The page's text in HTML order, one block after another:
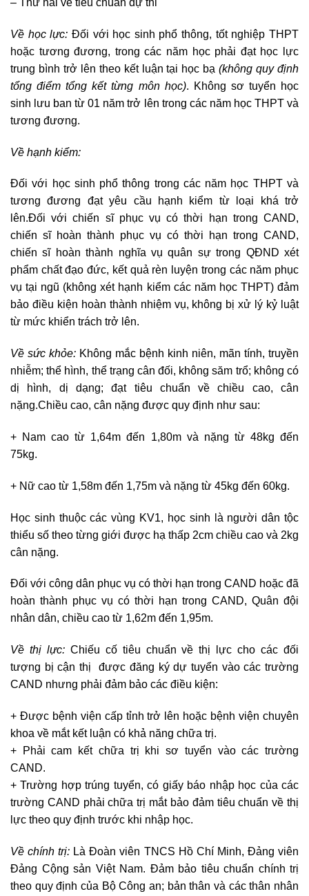
– Thứ hai về tiêu chuẩn dự thi
Về học lực: Đối với học sinh phổ thông, tốt nghiệp THPT
hoặc tương đương, trong các năm học phải đạt học lực
trung bình trở lên theo kết luận tại học bạ(không quy định
tổng điểm tổng kết từng môn học). Không sơ tuyển học
sinh lưu ban từ 01 năm trở lên trong các năm học THPT và
tương đương.
Về hạnh kiểm:
Đối với học sinh phổ thông trong các năm học THPT và
tương đương đạt yêu cầu hạnh kiểm từ loại khá trở
lên.Đối với chiến sĩ phục vụ có thời hạn trong CAND,
chiến sĩ hoàn thành phục vụ có thời hạn trong CAND,
chiến sĩ hoàn thành nghĩa vụ quân sự trong QĐND xét
phẩm chất đạo đức, kết quả rèn luyện trong các năm phục
vụ tại ngũ (không xét hạnh kiểm các năm học THPT) đảm
bảo điều kiện hoàn thành nhiệm vụ, không bị xử lý kỷ luật
từ mức khiển trách trở lên.
Về sức khỏe: Không mắc bệnh kinh niên, mãn tính, truyền
nhiễm; thể hình, thể trạng cân đối, không săm trổ; không có
dị hình, dị dạng; đạt tiêu chuẩn về chiều cao, cân
nặng.Chiều cao, cân nặng được quy định như sau:
+ Nam cao từ 1,64m đến 1,80m và nặng từ 48kg đến
75kg.
+ Nữ cao từ 1,58m đến 1,75m và nặng từ 45kg đến 60kg.
Học sinh thuộc các vùng KV1, học sinh là người dân tộc
thiểu số theo từng giới được hạ thấp 2cm chiều cao và 2kg
cân nặng.
Đối với công dân phục vụ có thời hạn trong CAND hoặc đã
hoàn thành phục vụ có thời hạn trong CAND, Quân đội
nhân dân, chiều cao từ 1,62m đến 1,95m.
Về thị lực: Chiếu cố tiêu chuẩn về thị lực cho các đối
tượng bị cận thị được đăng ký dự tuyển vào các trường
CAND nhưng phải đảm bảo các điều kiện:
+ Được bệnh viện cấp tỉnh trở lên hoặc bệnh viện chuyên
khoa về mắt kết luận có khả năng chữa trị.
+ Phải cam kết chữa trị khi sơ tuyển vào các trường
CAND.
+ Trường hợp trúng tuyển, có giấy báo nhập học của các
trường CAND phải chữa trị mắt bảo đảm tiêu chuẩn về thị
lực theo quy định trước khi nhập học.
Về chính trị: Là Đoàn viên TNCS Hồ Chí Minh, Đảng viên
Đảng Cộng sản Việt Nam. Đảm bảo tiêu chuẩn chính trị
theo quy định của Bộ Công an; bản thân và các thân nhân